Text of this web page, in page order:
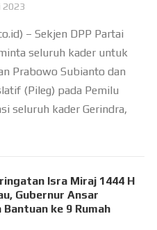
2023
– Sekjen DPP Partai
seluruh kader untuk
Prabowo Subianto dan
(Pileg) pada Pemilu
seluruh kader Gerindra,
Isra Miraj 1444 H
Gubernur Ansar
Bantuan ke 9 Rumah